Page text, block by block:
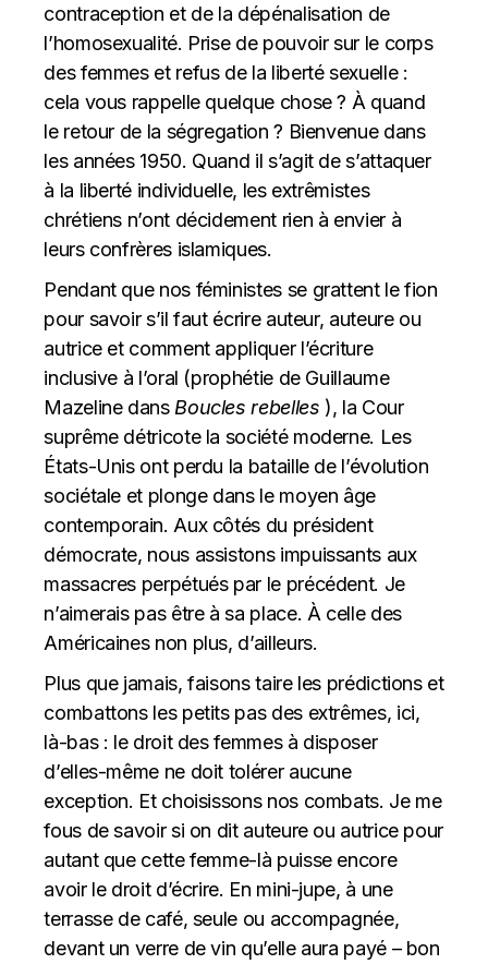
contraception et de la dépénalisation de
l’homosexualité. Prise de pouvoir sur le corps
des femmes et refus de la liberté sexuelle :
cela vous rappelle quelque chose ? À quand
le retour de la ségregation ? Bienvenue dans
les années 1950. Quand il s’agit de s’attaquer
à la liberté individuelle, les extrêmistes
chrétiens n’ont décidement rien à envier à
leurs confrères islamiques.
Pendant que nos féministes se grattent le fion
pour savoir s’il faut écrire auteur, auteure ou
autrice et comment appliquer l’écriture
inclusive à l’oral (prophétie de Guillaume
Mazeline dans Boucles rebelles ), la Cour
suprême détricote la société moderne. Les
États-Unis ont perdu la bataille de l’évolution
sociétale et plonge dans le moyen âge
contemporain. Aux côtés du président
démocrate, nous assistons impuissants aux
massacres perpétués par le précédent. Je
n’aimerais pas être à sa place. À celle des
Américaines non plus, d’ailleurs.
Plus que jamais, faisons taire les prédictions et
combattons les petits pas des extrêmes, ici,
là-bas : le droit des femmes à disposer
d’elles-même ne doit tolérer aucune
exception. Et choisissons nos combats. Je me
fous de savoir si on dit auteure ou autrice pour
autant que cette femme-là puisse encore
avoir le droit d’écrire. En mini-jupe, à une
terrasse de café, seule ou accompagnée,
devant un verre de vin qu’elle aura payé – bon